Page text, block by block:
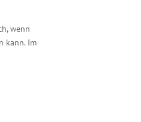
wenn
kann. Im